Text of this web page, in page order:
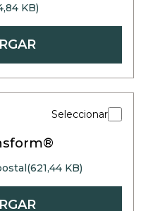
KB)
Seleccionar
(621,44 KB)